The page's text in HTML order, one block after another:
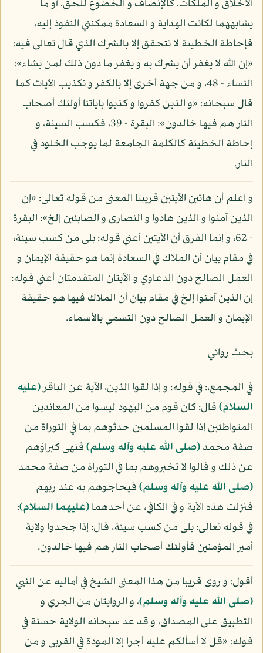
الأخلاق و الملكات، كالإنصاف و الخضوع للحق، أو ما
يشابههما لكانت الهداية و السعادة ممكنتي النفوذ إليه،
فإحاطة الخطيئة لا تتحقق إلا بالشرك الذي قال تعالى فيه:
«إن الله لا يغفر أن يشرك به و يغفر ما دون ذلك لمن يشاء»:
النساء - 48، و من جهة أخرى إلا بالكفر و تكذيب الآيات كما
قال سبحانه: «و الذين كفروا و كذبوا بآياتنا أولئك أصحاب
النار هم فيها خالدون»: البقرة - 39، فكسب السيئة، و
إحاطة الخطيئة كالكلمة الجامعة لما يوجب الخلود في
النار.
و اعلم أن هاتين الآيتين قريبتا المعنى من قوله تعالى: «إن
الذين آمنوا و الذين هادوا و النصارى و الصابئين إلخ»: البقرة
- 62، و إنما الفرق أن الآيتين أعني قوله: بلى من كسب سيئة،
في مقام بيان أن الملاك في السعادة إنما هو حقيقة الإيمان و
العمل الصالح دون الدعاوي و الآيتان المتقدمتان أعني قوله:
إن الذين آمنوا إلخ في مقام بيان أن الملاك فيها هو حقيقة
الإيمان و العمل الصالح دون التسمي بالأسماء.
بحث روائي
في المجمع،: في قوله: و إذا لقوا الذين، الآية عن الباقر(عليه
السلام)قال: كان قوم من اليهود ليسوا من المعاندين
المتواطئين إذا لقوا المسلمين حدثوهم بما في التوراة من
صفة محمد(صلى الله عليه وآله وسلم)فنهى كبراؤهم
عن ذلك و قالوا لا تخبروهم بما في التوراة من صفة محمد
(صلى الله عليه وآله وسلم)فيحاجوهم به عند ربهم
فنزلت هذه الآية و في الكافي، عن أحدهما(عليهما السلام):
في قوله تعالى: بلى من كسب سيئة، قال: إذا جحدوا ولاية
أمير المؤمنين فأولئك أصحاب النار هم فيها خالدون.
أقول: و روى قريبا من هذا المعنى الشيخ في أماليه عن النبي
(صلى الله عليه وآله وسلم)، و الروايتان من الجري و
التطبيق على المصداق، و قد عد سبحانه الولاية حسنة في
قوله: «قل لا أسألكم عليه أجرا إلا المودة في القربى و من